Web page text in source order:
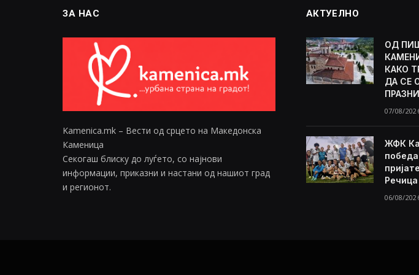
ЗА НАС
Kamenica.mk – Вести од срцето на Македонска
Каменица
Секогаш блиску до луѓето, со најнови
информации, приказни и настани од нашиот град
и регионот.
АКТУЕЛНО
ОД
КАКО
ДА СЕ
07/08/
ЖФК
победа
06/08/